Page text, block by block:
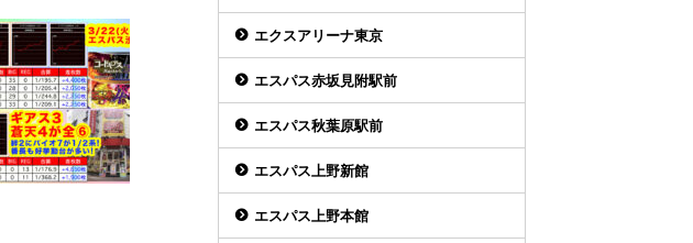
エクスアリーナ東京
エスパス赤坂見附駅前
エスパス秋葉原駅前
エスパス上野新館
エスパス上野本館